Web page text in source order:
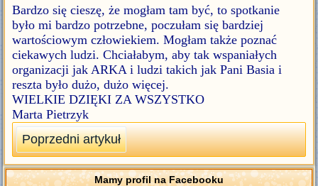
Bardzo się cieszę, że mogłam tam być, to spotkanie
było mi bardzo potrzebne, poczułam się bardziej
wartościowym człowiekiem. Mogłam także poznać
ciekawych ludzi. Chciałabym, aby tak wspaniałych
organizacji jak ARKA i ludzi takich jak Pani Basia i
reszta było dużo, dużo więcej.
WIELKIE DZIĘKI ZA WSZYSTKO
Marta Pietrzyk
Poprzedni artykuł
Mamy profil na Facebooku